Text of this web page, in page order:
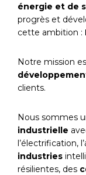
énergie et de
progrès et
cette ambition :
Notre mission
clients.
Nous sommes
industrielle
l’électrification,
industries
résilientes, des